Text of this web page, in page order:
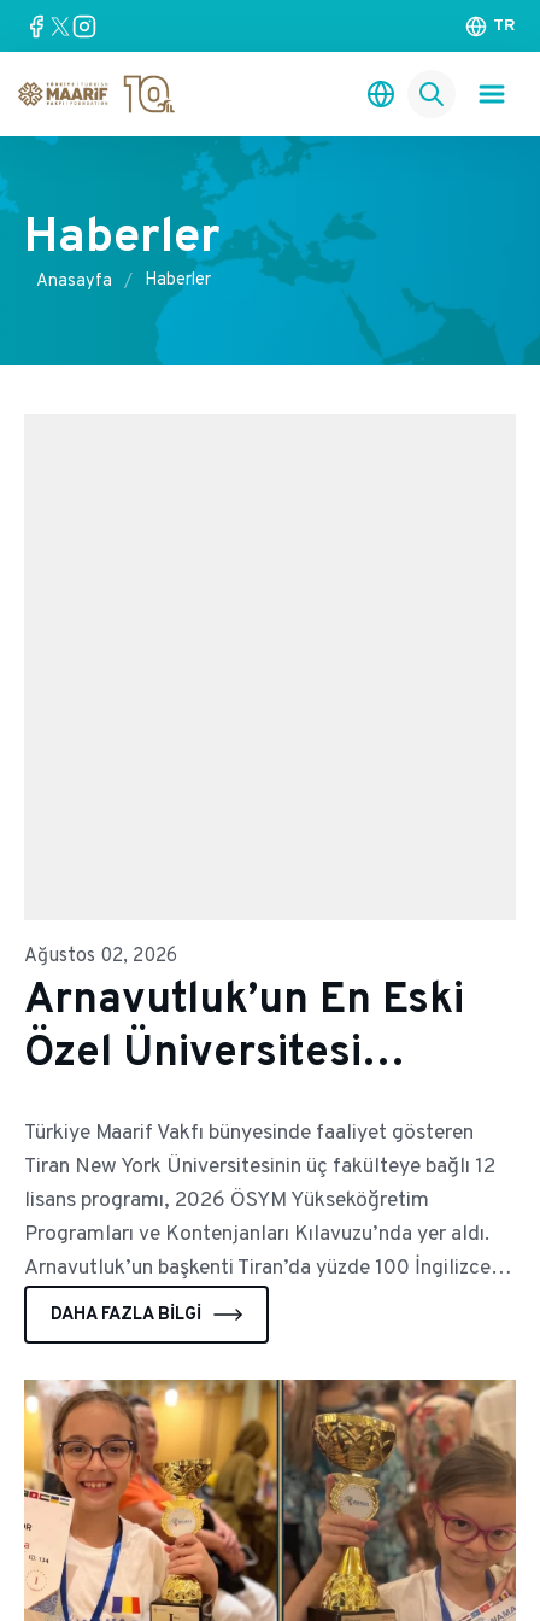
TR
Haberler
Anasayfa Haberler
Ağustos 02, 2026
Arnavutluk’un En Eski
Özel Üniversitesi
Türkiye Maarif Vakfı bünyesinde faaliyet gösteren
Tiran New York Üniversitesinin üç fakülteye bağlı 12
lisans programı, 2026 ÖSYM Yükseköğretim
Programları ve Kontenjanları Kılavuzu’nda yer aldı.
Arnavutluk’un başkenti Tiran’da yüzde 100 İngilizce
eğitim veren üniversite, Türkiye’den öğrencilerin
uluslararası bir akademik ortamda yükseköğrenim
üniversitesi olarak 2002 yılında kurulan Tiran New
York Üniversitesi (UNYT), 2018’de Türkiye Maarif
Vakfı bünyesine katılarak Vakfın ilk yükseköğretim
kurumu oldu. Mühendislik ve Mimarlık, Hukuk ve
Sosyal Bilimler ile İşletme ve İktisat fakültelerinde
eğitim veren üniversite, büyüyen akademik yapısı ve
uluslararası iş birlikleriyle Arnavutluk’un önde gelen
DAHA FAZLA BILGI